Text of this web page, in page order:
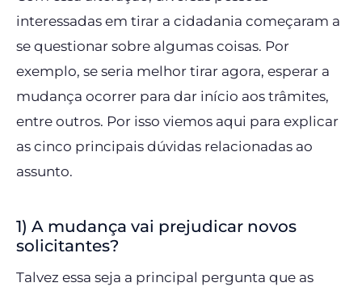
interessadas em tirar a cidadania começaram a
se questionar sobre algumas coisas. Por
exemplo, se seria melhor tirar agora, esperar a
mudança ocorrer para dar início aos trâmites,
entre outros. Por isso viemos aqui para explicar
as cinco principais dúvidas relacionadas ao
assunto.
1) A mudança vai prejudicar novos
solicitantes?
Talvez essa seja a principal pergunta que as